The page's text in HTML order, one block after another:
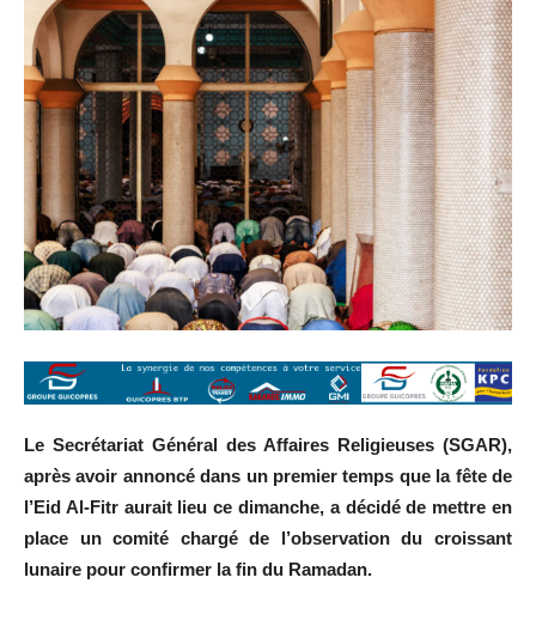
Le Secrétariat Général des Affaires Religieuses (SGAR),
après avoir annoncé dans un premier temps que la fête de
l’Eid Al-Fitr aurait lieu ce dimanche, a décidé de mettre en
place un comité chargé de l’observation du croissant
lunaire pour confirmer la fin du Ramadan.